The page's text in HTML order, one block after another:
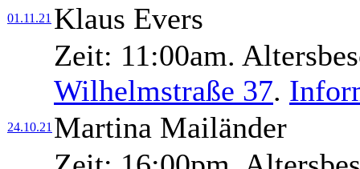
01.11.21 Klaus Evers
Zeit: 11:00am.
Wilhelmstraße 37.
24.10.21 Martina Mailänder